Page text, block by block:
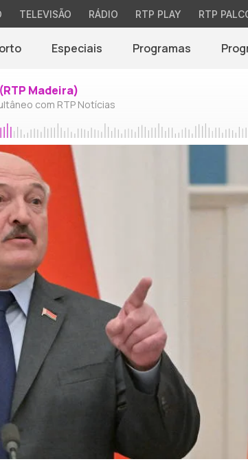
TELEVISÃO RÁDIO RTP PLAY RTP
Especiais Programas
Madeira)
com RTP Notícias